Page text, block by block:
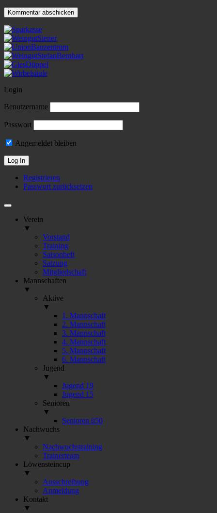
Login
Benutzername
Passwort
Angemeldet bleiben
Registrieren
Passwort zurücksetzen
Verein
▼
Vorstand
Training
Saisonheft
Satzung
Mitgliedschaft
Mannschaften
▼
Aktive
▼
1. Mannschaft
2. Mannschaft
3. Mannschaft
4. Mannschaft
5. Mannschaft
6. Mannschaft
Jugend
▼
Jugend 19
Jugend 15
Senioren
▼
Senioren ü50
Nachwuchs
▼
Nachwuchstraining
Trainerteam
Löwensteincup
▼
Ausschreibung
Anmeldung
Kontakt
▼